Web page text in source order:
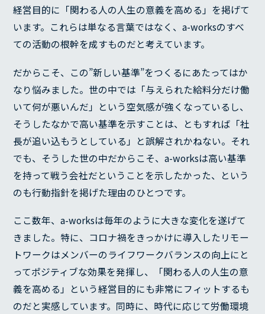
経営目的に「関わる人の人生の意義を高める」を掲げて
います。これらは単なる言葉ではなく、a-worksのすべ
ての活動の根幹を成すものだと考えています。
だからこそ、この”新しい基準”をつくるにあたってはか
なり悩みました。世の中では「与えられた給料分だけ働
いて何が悪いんだ」という空気感が強くなっているし、
そうしたなかで高い基準を示すことは、ともすれば「社
長が追い込もうとしている」と誤解されかねない。それ
でも、そうした世の中だからこそ、a-worksは高い基準
を持って戦う会社だということを示したかった、という
のも行動指針を掲げた理由のひとつです。
ここ数年、a-worksは毎年のように大きな変化を遂げて
きました。特に、コロナ禍をきっかけに導入したリモー
トワークはメンバーのライフワークバランスの向上にと
ってポジティブな効果を発揮し、「関わる人の人生の意
義を高める」という経営目的にも非常にフィットするも
のだと実感しています。同時に、時代に応じて労働環境